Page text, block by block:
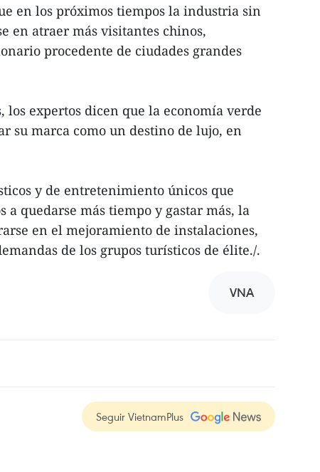
en los próximos tiempos la industria sin
en atraer más visitantes chinos,
procedente de ciudades grandes
los expertos dicen que la economía verde
su marca como un destino de lujo, en
y de entretenimiento únicos que
a quedarse más tiempo y gastar más, la
en el mejoramiento de instalaciones,
de los grupos turísticos de élite./.
VNA
Seguir VietnamPlus